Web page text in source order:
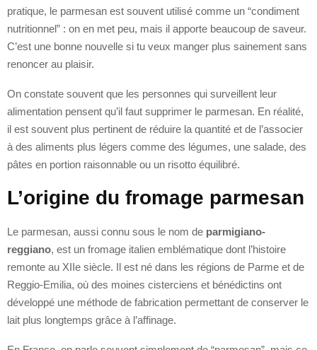
pratique, le parmesan est souvent utilisé comme un “condiment
nutritionnel” : on en met peu, mais il apporte beaucoup de saveur.
C’est une bonne nouvelle si tu veux manger plus sainement sans
renoncer au plaisir.
On constate souvent que les personnes qui surveillent leur
alimentation pensent qu’il faut supprimer le parmesan. En réalité,
il est souvent plus pertinent de réduire la quantité et de l’associer
à des aliments plus légers comme des légumes, une salade, des
pâtes en portion raisonnable ou un risotto équilibré.
L’origine du fromage parmesan
Le parmesan, aussi connu sous le nom de parmigiano-
reggiano, est un fromage italien emblématique dont l’histoire
remonte au XIIe siècle. Il est né dans les régions de Parme et de
Reggio-Emilia, où des moines cisterciens et bénédictins ont
développé une méthode de fabrication permettant de conserver le
lait plus longtemps grâce à l’affinage.